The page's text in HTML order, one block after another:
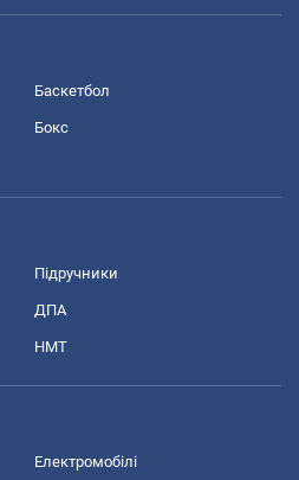
Баскетбол
Бокс
Підручники
ДПА
НМТ
Електромобілі